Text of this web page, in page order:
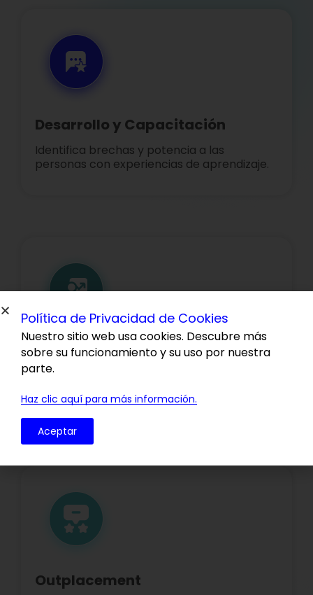
Desarrollo y Capacitación
Identifica brechas y potencia a las
personas con experiencias de aprendizaje.
Coaching Automatizado
continuo y coaching inteligente.
Outplacement
Política de Privacidad de Cookies
Nuestro sitio web usa cookies. Descubre más
sobre su funcionamiento y su uso por nuestra
parte.
Haz clic aquí para más información.
Aceptar